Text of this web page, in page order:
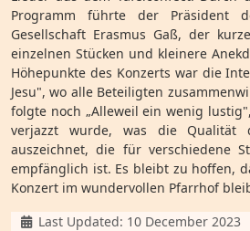
Programm führte der Präsident
Gesellschaft Erasmus Gaß, der
einzelnen Stücken und kleinere
Höhepunkte des Konzerts war die
Jesu", wo alle Beteiligten
folgte noch „Alleweil ein wenig
verjazzt wurde, was die Qualität
auszeichnet, die für verschiedene
empfänglich ist. Es bleibt zu hoffen,
Konzert im wundervollen Pfarrhof
DetailsLast Updated: 10 December 2023